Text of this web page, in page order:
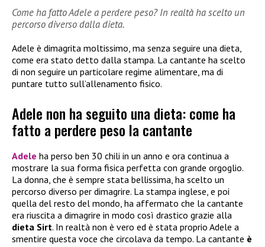
Come ha fatto Adele a perdere peso? In realtà ha scelto un
percorso diverso dalla dieta.
Adele è dimagrita moltissimo, ma senza seguire una dieta,
come era stato detto dalla stampa. La cantante ha scelto
di non seguire un particolare regime alimentare, ma di
puntare tutto sull’allenamento fisico.
Adele non ha seguito una dieta: come ha
fatto a perdere peso la cantante
Adele ha perso ben 30 chili in un anno e ora continua a
mostrare la sua forma fisica perfetta con grande orgoglio.
La donna, che è sempre stata bellissima, ha scelto un
percorso diverso per dimagrire. La stampa inglese, e poi
quella del resto del mondo, ha affermato che la cantante
era riuscita a dimagrire in modo così drastico grazie alla
dieta Sirt. In realtà non è vero ed è stata proprio Adele a
smentire questa voce che circolava da tempo. La cantante è